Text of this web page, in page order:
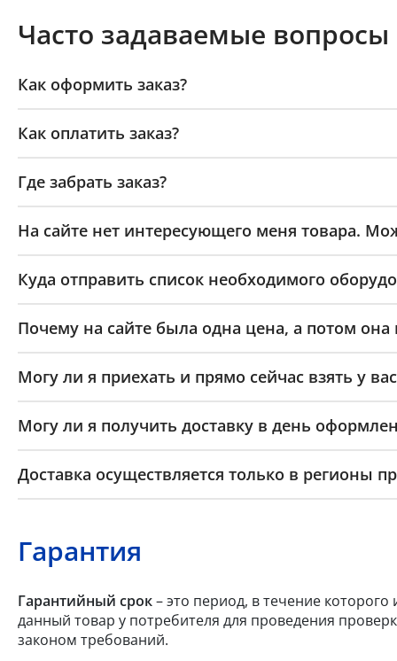
Часто задаваемые вопросы
Как оформить заказ?
Как оплатить заказ?
Где забрать заказ?
На сайте нет интересующего меня товара.
Куда отправить список необходимого
Почему на сайте была одна цена, а потом она
Могу ли я приехать и прямо сейчас взять у
Могу ли я получить доставку в день
Доставка осуществляется только в регионы
Гарантия
Гарантийный срок– это период, в течение которого
данный товар у потребителя для проведения
законом требований.